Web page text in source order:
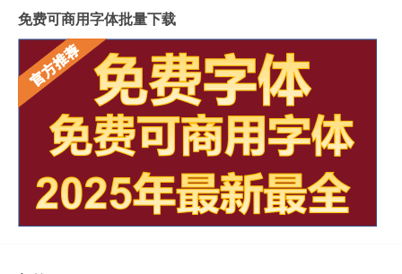
免费可商用字体批量下载